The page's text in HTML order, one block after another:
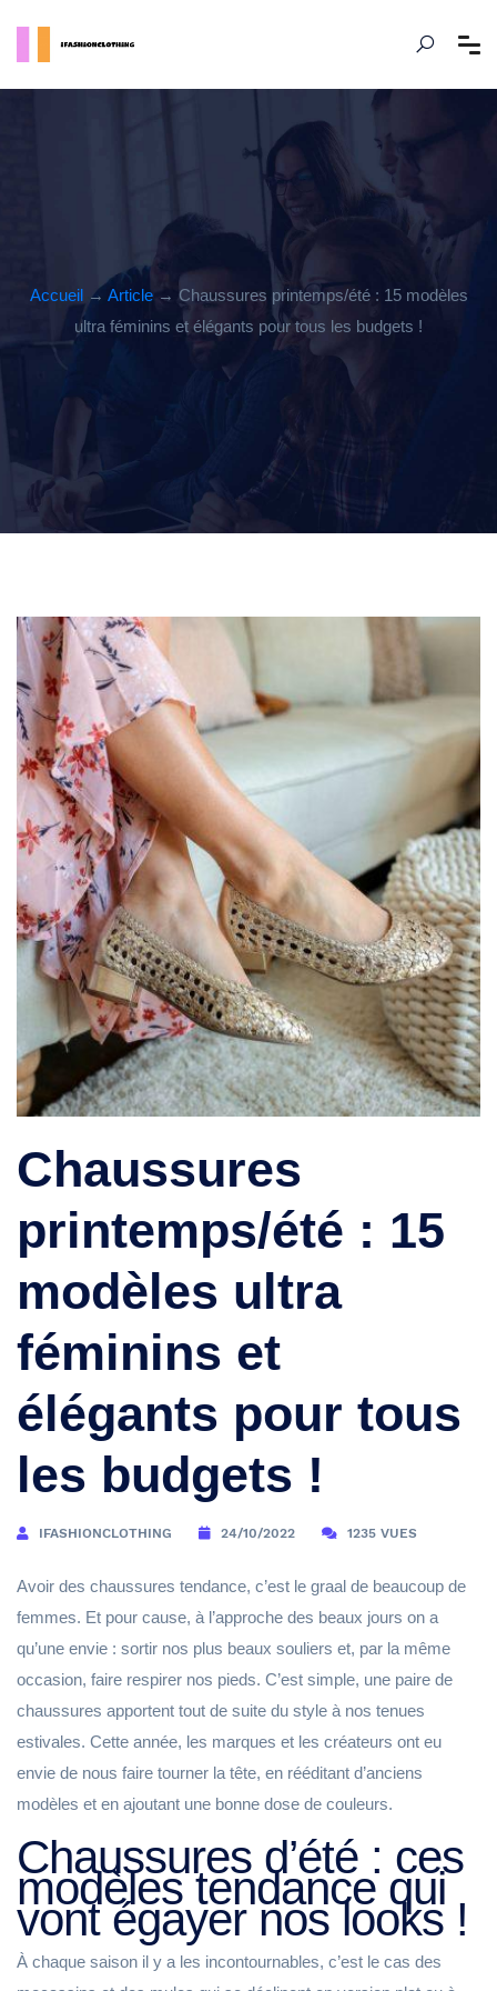
Accueil→ Article→ Chaussures printemps/été : 15 modèles
ultra féminins et élégants pour tous les budgets !
Chaussures
printemps/été : 15
modèles ultra
féminins et
élégants pour tous
les budgets !
IFASHIONCLOTHING 24/10/2022 1235 VUES
Avoir des chaussures tendance, c’est le graal de beaucoup de
femmes. Et pour cause, à l’approche des beaux jours on a
qu’une envie : sortir nos plus beaux souliers et, par la même
occasion, faire respirer nos pieds. C’est simple, une paire de
chaussures apportent tout de suite du style à nos tenues
estivales. Cette année, les marques et les créateurs ont eu
envie de nous faire tourner la tête, en rééditant d’anciens
modèles et en ajoutant une bonne dose de couleurs.
Chaussures d’été : ces
modèles tendance qui
vont égayer nos looks !
À chaque saison il y a les incontournables, c’est le cas des